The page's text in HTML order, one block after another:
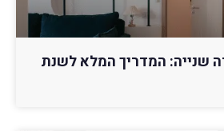
שנייה: המדריך המלא לשנת